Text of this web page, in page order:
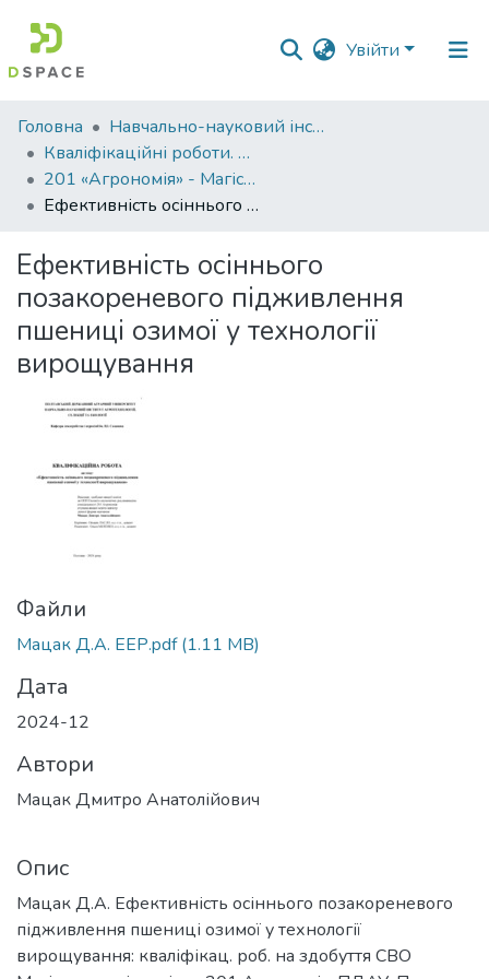
Увійти
Фонди
та
зібрання
Пошук за критеріями
Статистика
Головна
Навчально-науковий інститут агротехнологій, селекції та екології
Кваліфікаційні роботи. ННІ агротехнологій, селекції та екології
201 «Агрономія» - Магістри 2024-2025
Ефективність осіннього позакореневого підживлення пшениці озимої у технології вирощування
Ефективність осіннього
позакореневого підживлення
пшениці озимої у технології
вирощування
Файли
Мацак Д.А. ЕЕР.pdf(1.11 MB)
Дата
2024-12
Автори
Мацак Дмитро Анатолійович
Опис
Мацак Д.А. Ефективність осіннього позакореневого
підживлення пшениці озимої у технології
вирощування: кваліфікац. роб. на здобуття СВО